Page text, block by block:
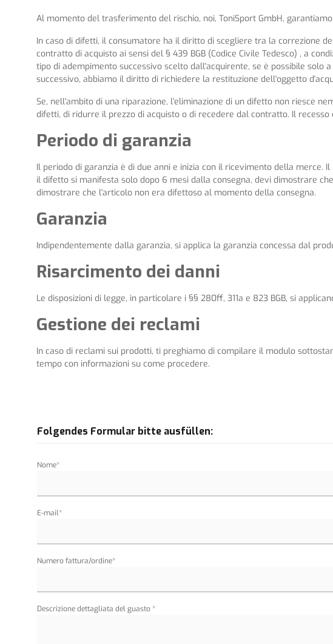
Al momento del trasferimento del rischio, noi, ToniSport GmbH,
In caso di difetti, il consumatore ha il diritto di scegliere tra la correzione
contratto di acquisto ai sensi del § 439 BGB (Codice Civile Tedesco) , a
tipo di adempimento successivo scelto dall'acquirente, se è possibile
successivo, abbiamo il diritto di richiedere la restituzione dell'oggetto
Se, nell'ambito di una riparazione, l'eliminazione di un difetto non riesce
difetti, di ridurre il prezzo di acquisto o di recedere dal contratto. Il
Periodo di garanzia
Il periodo di garanzia è di due anni e inizia con il ricevimento della merce.
il difetto si manifesta solo dopo 6 mesi dalla consegna, devi dimostrare
dimostrare che l'articolo non era difettoso al momento della consegna.
Garanzia
Indipendentemente dalla garanzia, si applica la garanzia concessa dal
Risarcimento dei danni
Le disposizioni di legge, in particolare i §§ 280ff, 311a e 823 BGB, si
Gestione dei reclami
In caso di reclami sui prodotti, ti preghiamo di compilare il modulo
tempo con informazioni su come procedere.
Folgendes Formular bitte ausfüllen:
Nome*
E-mail*
Numero fattura/ordine*
Descrizione dettagliata del guasto *